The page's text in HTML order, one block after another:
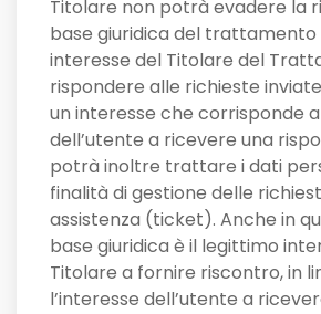
Titolare non potrà evadere la
base giuridica del trattamento
interesse del Titolare del
rispondere alle richieste
un interesse che corrisponde
dell’utente a ricevere una
potrà inoltre trattare i dati
finalità di gestione delle
assistenza (ticket). Anche in
base giuridica è il legittimo
Titolare a fornire riscontro, in
l’interesse dell’utente a